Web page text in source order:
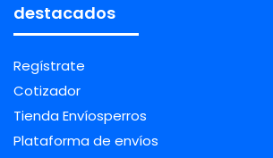
destacados
Regístrate
Cotizador
Tienda Envíosperros
Plataforma de envíos